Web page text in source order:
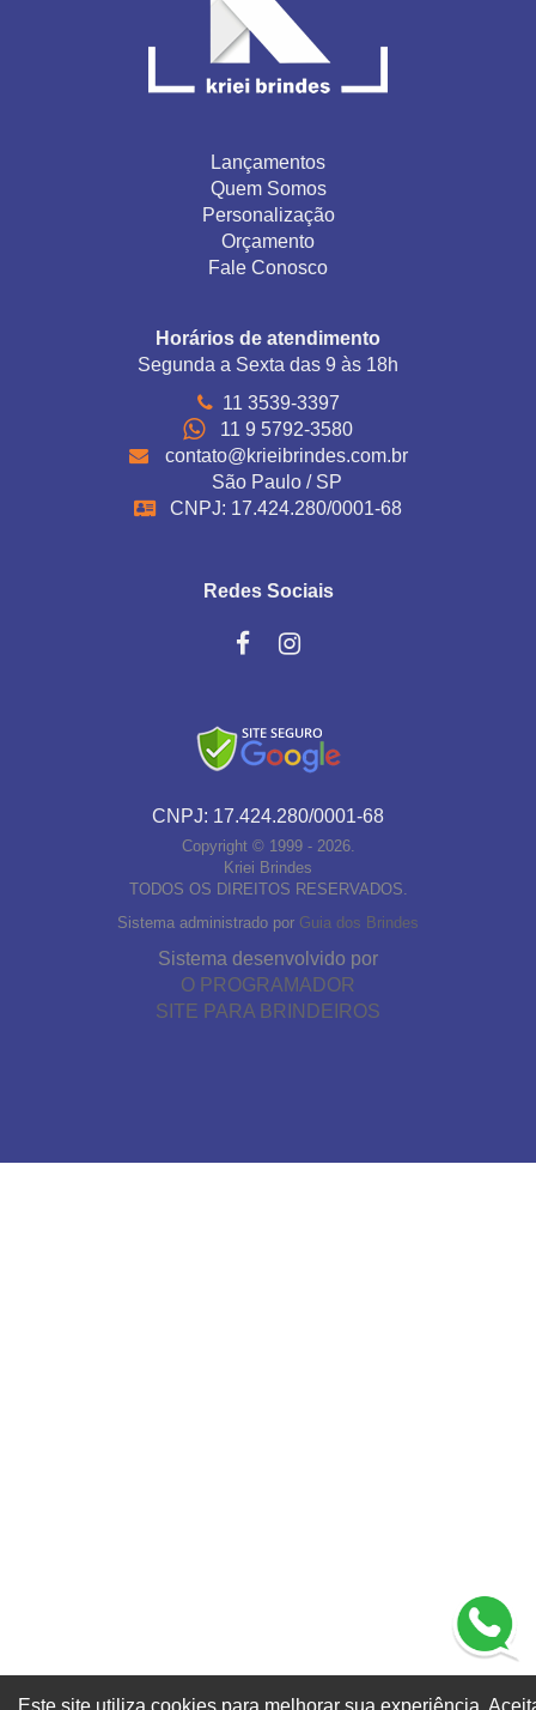
Lançamentos
Quem Somos
Personalização
Orçamento
Fale Conosco
Horários de atendimento
Segunda a Sexta das 9 às 18h
11 3539-3397
11 9 5792-3580
contato@krieibrindes.com.br
São Paulo / SP
CNPJ: 17.424.280/0001-68
Redes Sociais
CNPJ: 17.424.280/0001-68
Copyright © 1999 - 2026.
Kriei Brindes
TODOS OS DIREITOS RESERVADOS.
Sistema administrado por Guia dos Brindes
Sistema desenvolvido por
O PROGRAMADOR
SITE PARA BRINDEIROS
Este site utiliza cookies para melhorar sua experiência.